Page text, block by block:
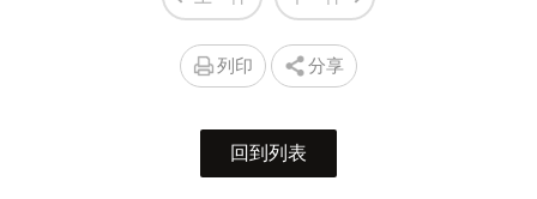
列印 分享
回到列表